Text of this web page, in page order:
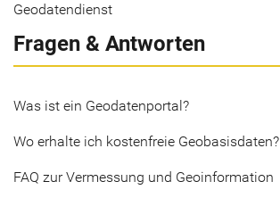
Geodatendienst
Fragen & Antworten
Was ist ein Geodatenportal?
Wo erhalte ich kostenfreie Geobasisdaten?
FAQ zur Vermessung und Geoinformation